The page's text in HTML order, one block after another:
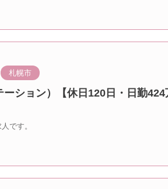
札幌市
ション）【休日120日・日勤424
です。